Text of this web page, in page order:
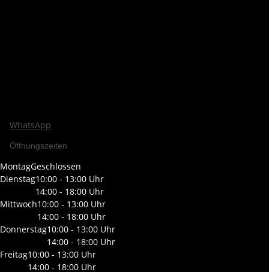
WhatsApp
Öffnungszeiten
MontagGeschlossen
Dienstag10:00 - 13:00 Uhr
14:00 - 18:00 Uhr
Mittwoch10:00 - 13:00 Uhr
14:00 - 18:00 Uhr
Donnerstag10:00 - 13:00 Uhr
14:00 - 18:00 Uhr
Freitag10:00 - 13:00 Uhr
14:00 - 18:00 Uhr